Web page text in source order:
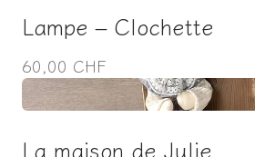
Lampe – Clochette
60,00 CHF
La maison de Julie